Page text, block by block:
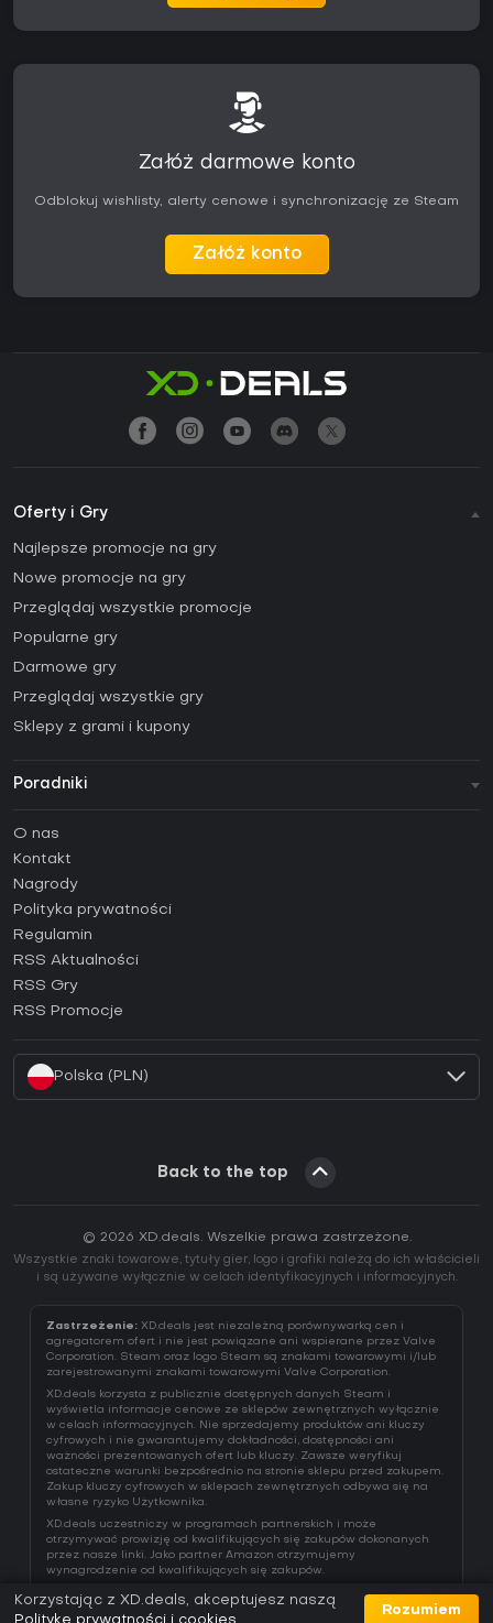
Załóż darmowe konto
Odblokuj wishlisty, alerty cenowe i synchronizację ze Steam
Załóż konto
Oferty i Gry
Najlepsze promocje na gry
Nowe promocje na gry
Przeglądaj wszystkie promocje
Popularne gry
Darmowe gry
Przeglądaj wszystkie gry
Sklepy z grami i kupony
Poradniki
Poradniki
Jak aktywować klucz Steam (CD Key)?
Jak aktywować klucz Epic Games (CD Key)?
Jak aktywować klucz GOG (CD Key)?
Jak aktywować klucz Ubisoft Connect (CD Key)?
O nas
Kontakt
Nagrody
Polityka prywatności
Regulamin
RSS Aktualności
RSS Gry
RSS Promocje
Polska (PLN)
Back to the top
© 2026 XD.deals. Wszelkie prawa zastrzeżone.
Wszystkie znaki towarowe, tytuły gier, logo i grafiki należą do ich właścicieli
i są używane wyłącznie w celach identyfikacyjnych i informacyjnych.
Zastrzeżenie: XD.deals jest niezależną porównywarką cen i
agregatorem ofert i nie jest powiązane ani wspierane przez Valve
Corporation. Steam oraz logo Steam są znakami towarowymi i/lub
zarejestrowanymi znakami towarowymi Valve Corporation.
XD.deals korzysta z publicznie dostępnych danych Steam i
wyświetla informacje cenowe ze sklepów zewnętrznych wyłącznie
w celach informacyjnych. Nie sprzedajemy produktów ani kluczy
cyfrowych i nie gwarantujemy dokładności, dostępności ani
ważności prezentowanych ofert lub kluczy. Zawsze weryfikuj
ostateczne warunki bezpośrednio na stronie sklepu przed zakupem.
Zakup kluczy cyfrowych w sklepach zewnętrznych odbywa się na
własne ryzyko Użytkownika.
XD.deals uczestniczy w programach partnerskich i może
otrzymywać prowizję od kwalifikujących się zakupów dokonanych
przez nasze linki. Jako partner Amazon otrzymujemy
wynagrodzenie od kwalifikujących się zakupów.
Korzystając z XD.deals, akceptujesz naszą
Politykę prywatności i cookies
Rozumiem